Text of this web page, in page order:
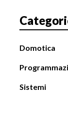
Domotica
Sistemi